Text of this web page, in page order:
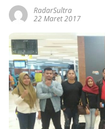
RadarSultra
22 Maret 2017